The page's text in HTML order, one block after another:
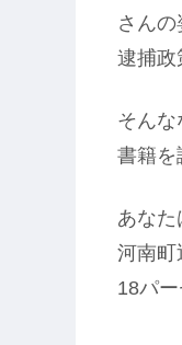
さん
逮捕政
そん
書籍を
あな
河南町
18パ